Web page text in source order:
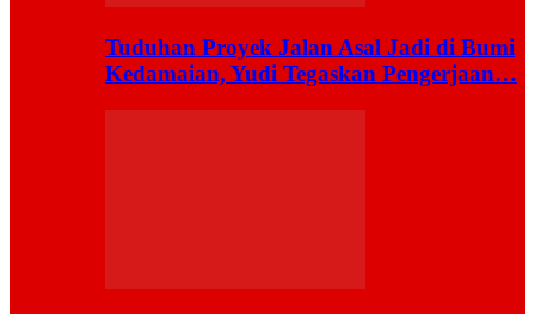
Tuduhan Proyek Jalan Asal Jadi di Bumi
Kedamaian, Yudi Tegaskan Pengerjaan…